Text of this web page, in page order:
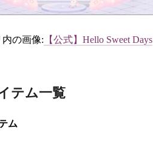
内の画像: 【公式】Hello Sweet Days
テム一覧
ム